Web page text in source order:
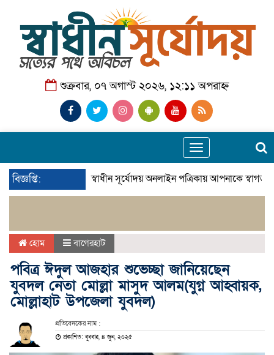
শুক্রবার, ০৭ অগাস্ট ২০২৬, ১২:১১ অপরাহ্ন
Toggle
navigation
বিজ্ঞপ্তি: স্বাধীন সূর্যোদয় অনলাইন পত্রিকায় আপনাকে
হোম বাগেরহাট
পবিত্র ঈদুল আজহার শুভেচ্ছা জানিয়েছেন
যুবদল নেতা মোল্লা মাসুদ আলম(যুগ্ন আহ্বায়ক,
মোল্লাহাট উপজেলা যুবদল)
প্রতিবেদকের নাম :
প্রকাশিত: বুধবার, ৪ জুন, ২০২৫